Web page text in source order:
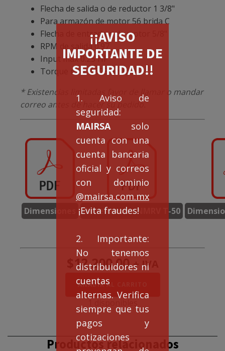
¡¡AVISO
IMPORTANTE DE
SEGURIDAD!!
1. Aviso de
seguridad:
MAIRSA solo
cuenta con una
cuenta bancaria
oficial y correos
con dominio
@mairsa.com.mx
¡Evita fraudes!
2. Importante:
No tenemos
distribuidores ni
cuentas
alternas. Verifica
siempre que tus
pagos y
cotizaciones
Flecha de salida o de reductor 1 3/8"
Para armazón de motor 56 brida C
Flecha de entrada o de motor 5/8"
RPM de salida 0.97
Input max 0.25 HP
Torque max 3,628 (in-lbs)
* Existencias limitadas favor de llamar o mandar
correo antes de hacer su pedido.
Dimensiones Dimensiones NMRV T-50
12,200.00 + IVA
Doble
Reducción
NMRVD50/90
1800:1
cantidad
AÑADIR AL CARRITO
Productos relacionados